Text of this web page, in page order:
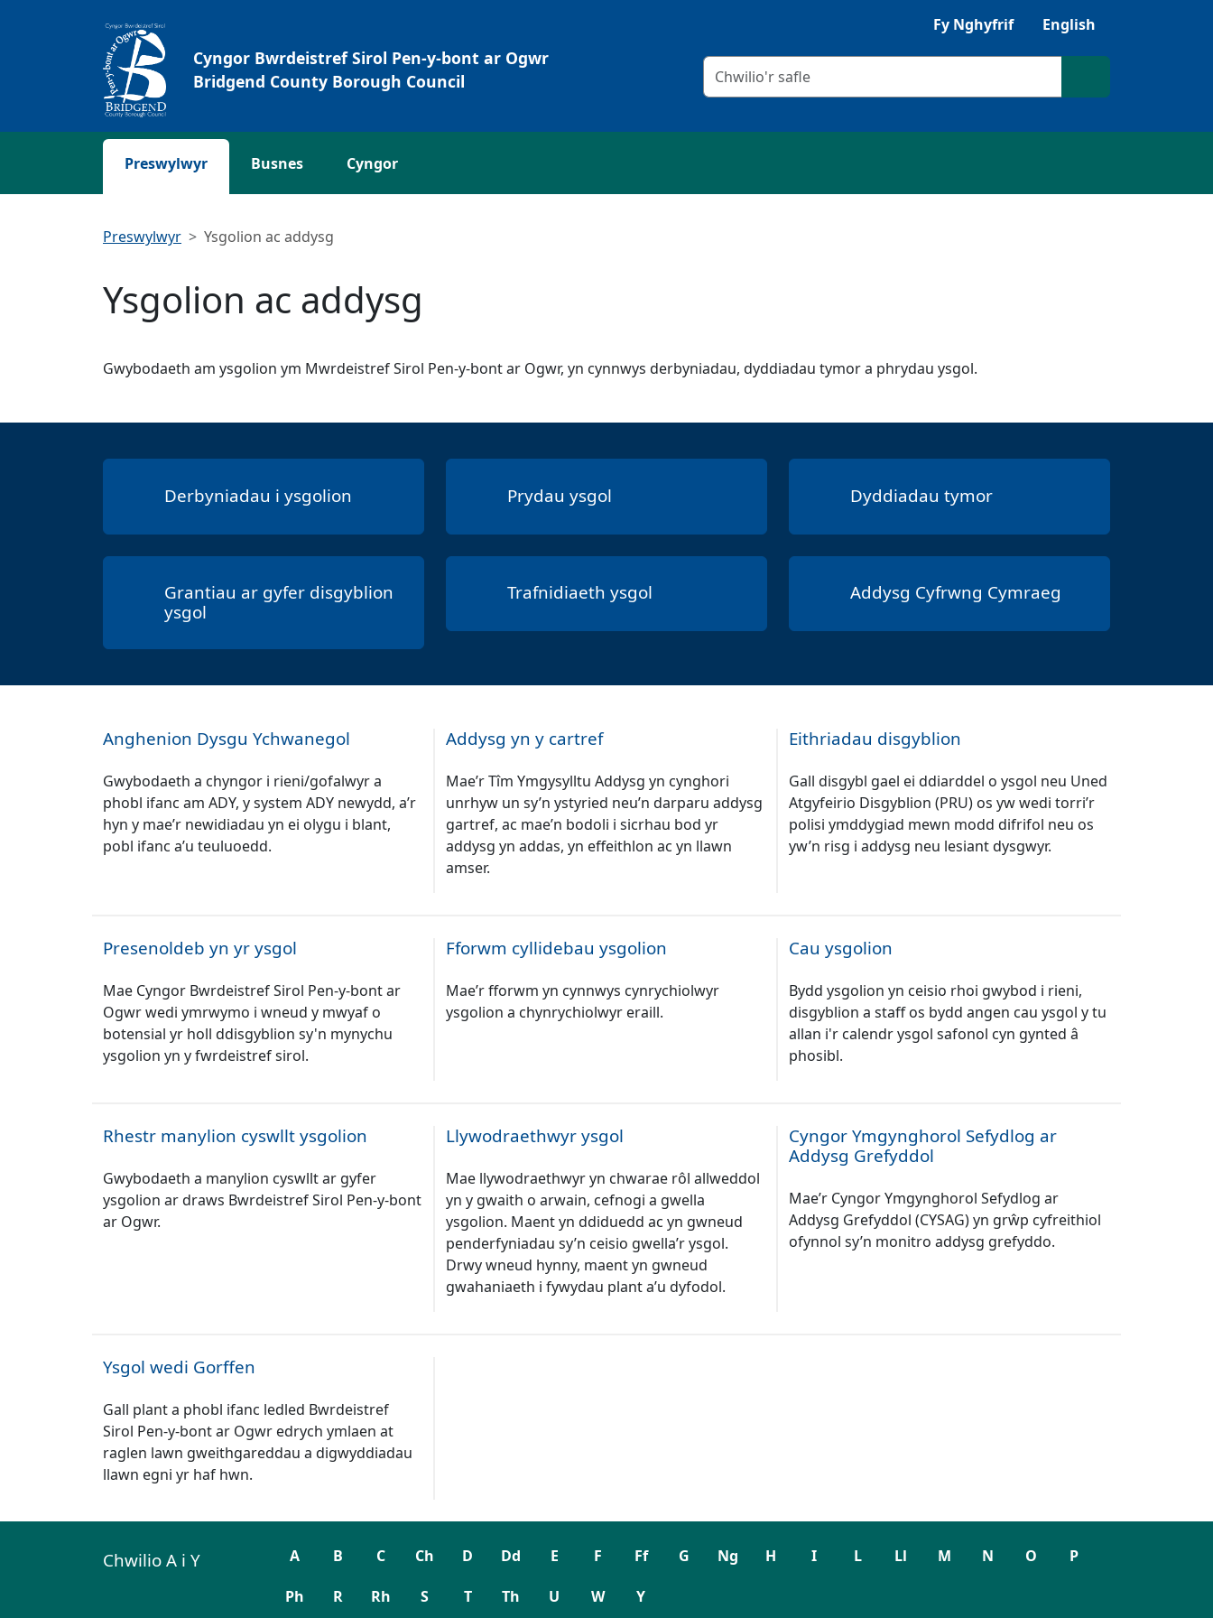
Gwrandewch gyda Browsealoud
Fy Nghyfrif English
Cyngor Bwrdeistref Sirol Pen-y-bont ar Ogwr
Bridgend County Borough Council
Meini prawf chwilio
Chwilio'r safle
Preswylwyr Busnes Cyngor
Preswylwyr Ysgolion ac addysg
Ysgolion ac addysg
Gwybodaeth am ysgolion ym Mwrdeistref Sirol Pen-y-bont ar Ogwr, yn cynnwys derbyniadau, dyddiadau tymor a phrydau ysgol.
Derbyniadau i ysgolion
Grantiau ar gyfer disgyblion
ysgol
Prydau ysgol
Trafnidiaeth ysgol
Dyddiadau tymor
Addysg Cyfrwng Cymraeg
Anghenion Dysgu Ychwanegol
Gwybodaeth a chyngor i rieni/gofalwyr a
phobl ifanc am ADY, y system ADY newydd, a’r
hyn y mae’r newidiadau yn ei olygu i blant,
pobl ifanc a’u teuluoedd.
Addysg yn y cartref
Mae’r Tîm Ymgysylltu Addysg yn cynghori
unrhyw un sy’n ystyried neu’n darparu addysg
gartref, ac mae’n bodoli i sicrhau bod yr
addysg yn addas, yn effeithlon ac yn llawn
amser.
Eithriadau disgyblion
Gall disgybl gael ei ddiarddel o ysgol neu Uned
Atgyfeirio Disgyblion (PRU) os yw wedi torri’r
polisi ymddygiad mewn modd difrifol neu os
yw’n risg i addysg neu lesiant dysgwyr.
Presenoldeb yn yr ysgol
Mae Cyngor Bwrdeistref Sirol Pen-y-bont ar
Ogwr wedi ymrwymo i wneud y mwyaf o
botensial yr holl ddisgyblion sy'n mynychu
ysgolion yn y fwrdeistref sirol.
Fforwm cyllidebau ysgolion
Mae’r fforwm yn cynnwys cynrychiolwyr
ysgolion a chynrychiolwyr eraill.
Cau ysgolion
Bydd ysgolion yn ceisio rhoi gwybod i rieni,
disgyblion a staff os bydd angen cau ysgol y tu
allan i'r calendr ysgol safonol cyn gynted â
phosibl.
Rhestr manylion cyswllt ysgolion
Gwybodaeth a manylion cyswllt ar gyfer
ysgolion ar draws Bwrdeistref Sirol Pen-y-bont
ar Ogwr.
Llywodraethwyr ysgol
Mae llywodraethwyr yn chwarae rôl allweddol
yn y gwaith o arwain, cefnogi a gwella
ysgolion. Maent yn ddiduedd ac yn gwneud
penderfyniadau sy’n ceisio gwella’r ysgol.
Drwy wneud hynny, maent yn gwneud
gwahaniaeth i fywydau plant a’u dyfodol.
Cyngor Ymgynghorol Sefydlog ar
Addysg Grefyddol
Mae’r Cyngor Ymgynghorol Sefydlog ar
Addysg Grefyddol (CYSAG) yn grŵp cyfreithiol
ofynnol sy’n monitro addysg grefyddo.
Ysgol wedi Gorffen
Gall plant a phobl ifanc ledled Bwrdeistref
Sirol Pen-y-bont ar Ogwr edrych ymlaen at
raglen lawn gweithgareddau a digwyddiadau
llawn egni yr haf hwn.
Chwilio A i Y A B C Ch D Dd E F Ff G Ng H I L Ll M N O P
Ph R Rh S T Th U W Y